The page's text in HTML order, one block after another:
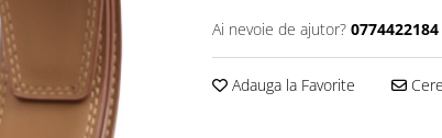
Ai nevoie de ajutor? 0774422184
Adauga la Favorite